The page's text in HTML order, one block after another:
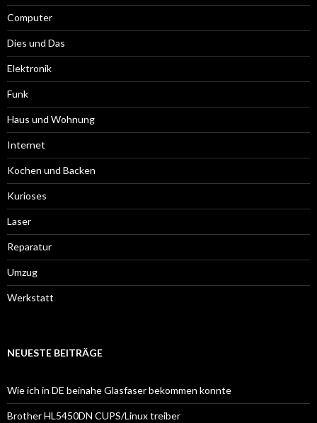
Computer
Dies und Das
Elektronik
Funk
Haus und Wohnung
Internet
Kochen und Backen
Kurioses
Laser
Reparatur
Umzug
Werkstatt
NEUESTE BEITRÄGE
Wie ich in DE beinahe Glasfaser bekommen konnte
Brother HL5450DN CUPS/Linux treiber